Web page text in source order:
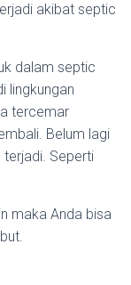
akibat septic
dalam septic
lingkungan
tercemar
Belum lagi
Seperti
maka Anda bisa